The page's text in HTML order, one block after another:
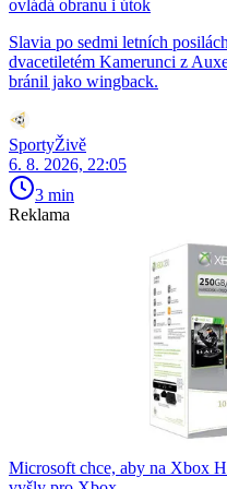
ovládá obranu i útok
Slavia po sedmi letních
dvacetiletém Kamerunci z
bránil jako wingback.
SportyŽivě
6. 8. 2026, 22:05
3 min
Reklama
Microsoft chce, aby na Xbox